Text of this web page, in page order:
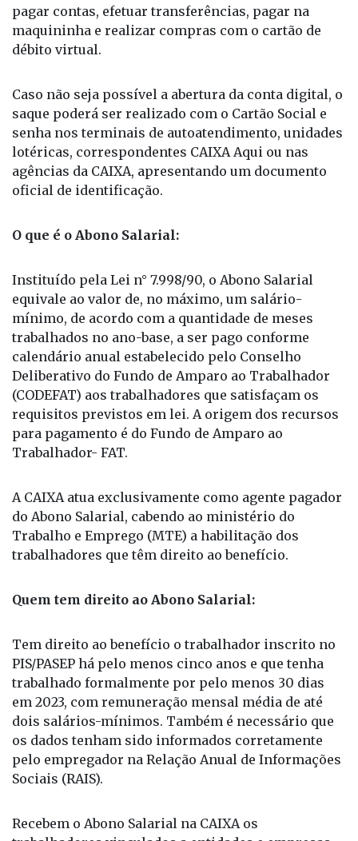
pagar contas, efetuar transferências, pagar na
maquininha e realizar compras com o cartão de
débito virtual.
Caso não seja possível a abertura da conta digital, o
saque poderá ser realizado com o Cartão Social e
senha nos terminais de autoatendimento, unidades
lotéricas, correspondentes CAIXA Aqui ou nas
agências da CAIXA, apresentando um documento
oficial de identificação.
O que é o Abono Salarial:
Instituído pela Lei n° 7.998/90, o Abono Salarial
equivale ao valor de, no máximo, um salário-
mínimo, de acordo com a quantidade de meses
trabalhados no ano-base, a ser pago conforme
calendário anual estabelecido pelo Conselho
Deliberativo do Fundo de Amparo ao Trabalhador
(CODEFAT) aos trabalhadores que satisfaçam os
requisitos previstos em lei. A origem dos recursos
para pagamento é do Fundo de Amparo ao
Trabalhador- FAT.
A CAIXA atua exclusivamente como agente pagador
do Abono Salarial, cabendo ao ministério do
Trabalho e Emprego (MTE) a habilitação dos
trabalhadores que têm direito ao benefício.
Quem tem direito ao Abono Salarial:
Tem direito ao benefício o trabalhador inscrito no
PIS/PASEP há pelo menos cinco anos e que tenha
trabalhado formalmente por pelo menos 30 dias
em 2023, com remuneração mensal média de até
dois salários-mínimos. Também é necessário que
os dados tenham sido informados corretamente
pelo empregador na Relação Anual de Informações
Sociais (RAIS).
Recebem o Abono Salarial na CAIXA os